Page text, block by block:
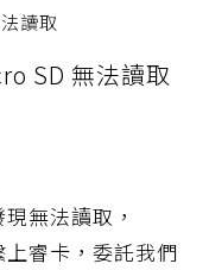
讀取
SD 無法讀取
無法讀取，
睿卡，委託我們